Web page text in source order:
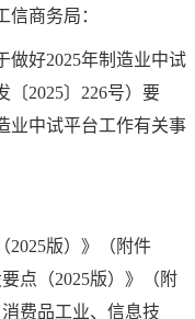
商务局：
做好2025年制造业中试
2025〕226号）要
业中试平台工作有关事
2025版）》（附件
点（2025版）》（附
费品工业、信息技